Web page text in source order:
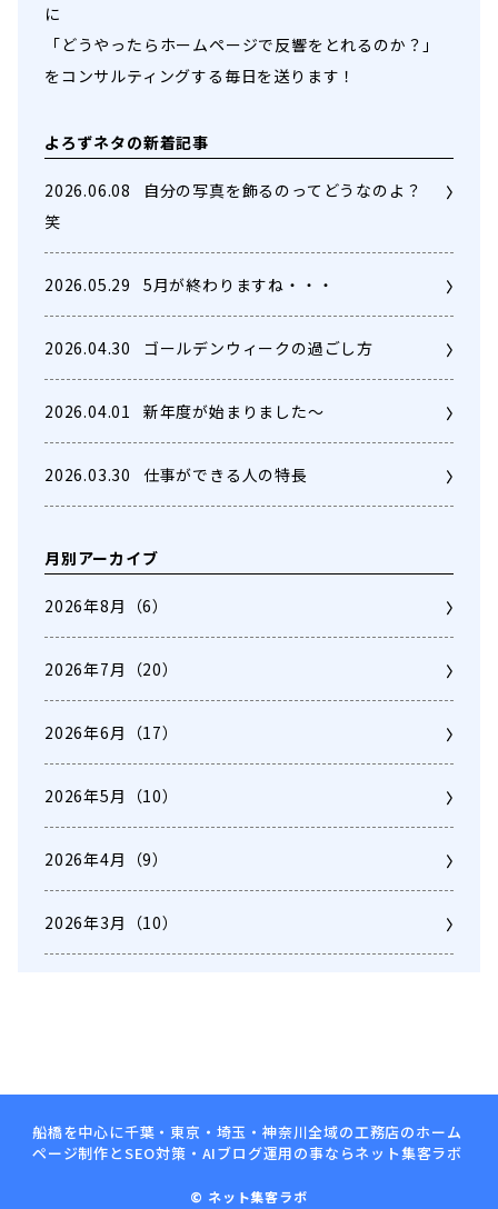
に
「どうやったらホームページで反響をとれるのか？」
をコンサルティングする毎日を送ります！
よろずネタの新着記事
2026.06.08
自分の写真を飾るのってどうなのよ？
笑
2026.05.29 5月が終わりますね・・・
2026.04.30 ゴールデンウィークの過ごし方
2026.04.01 新年度が始まりました～
2026.03.30 仕事ができる人の特長
月別アーカイブ
2026年8月 （6）
2026年7月 （20）
2026年6月 （17）
2026年5月 （10）
2026年4月 （9）
2026年3月 （10）
船橋を中心に千葉・東京・埼玉・神奈川全域の工務店のホーム
ページ制作とSEO対策・AIブログ運用の事ならネット集客ラボ
© ネット集客ラボ